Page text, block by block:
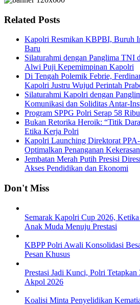
Related Posts
Kapolri Resmikan KBPBI, Buruh
Baru
Silaturahmi dengan Panglima TNI
Alwi Puji Kepemimpinan Kapolri
Di Tengah Polemik Febrie,
Kapolri Justru Wujud Perintah
Silaturahmi Kapolri dengan
Komunikasi dan Soliditas Antar-
Program SPPG Polri Serap 58
Bukan Retorika Heroik: “Titik
Etika Kerja Polri
Kapolri Launching Direktorat
Optimalkan Penanganan
Jembatan Merah Putih Presisi
Akses Pendidikan dan Ekonomi
Don't Miss
Semarak Kapolri Cup 2026,
Anak Muda Menuju Prestasi
KBPP Polri Awali Konsolidasi
Pesan Khusus
Prestasi Jadi Kunci, Polri Tetapkan
Akpol 2026
Koalisi Minta Penyelidikan